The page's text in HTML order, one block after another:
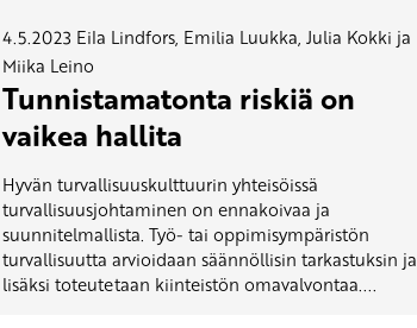
4.5.2023 Eila Lindfors, Emilia Luukka, Julia Kokki ja
Miika Leino
Tunnistamatonta riskiä on
vaikea hallita
Hyvän turvallisuuskulttuurin yhteisöissä
turvallisuusjohtaminen on ennakoivaa ja
suunnitelmallista. Työ- tai oppimisympäristön
turvallisuutta arvioidaan säännöllisin tarkastuksin ja
lisäksi toteutetaan kiinteistön omavalvontaa....